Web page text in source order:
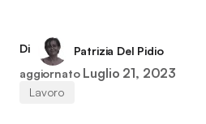
Di
Patrizia Del Pidio
aggiornato Luglio 21, 2023
Lavoro